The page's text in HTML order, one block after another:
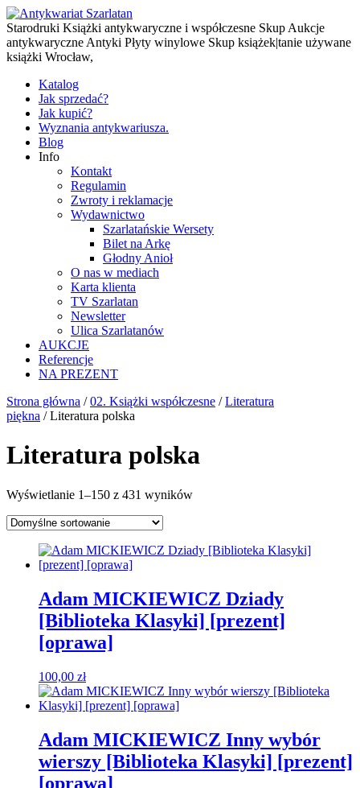
Starodruki Książki antykwaryczne i współczesne Skup Aukcje
antykwaryczne Antyki Płyty winylowe Skup książek|tanie używane
książki Wrocław,
Katalog
Jak sprzedać?
Jak kupić?
Wyznania antykwariusza.
Blog
Info
Kontakt
Regulamin
Zwroty i reklamacje
Wydawnictwo
Szarlatańskie Wersety
Bilet na Arkę
Głodny Anioł
O nas w mediach
Karta klienta
TV Szarlatan
Newsletter
Ulica Szarlatanów
AUKCJE
Referencje
NA PREZENT
Strona główna /02. Książki współczesne /Literatura
piękna / Literatura polska
Literatura polska
Wyświetlanie 1–150 z 431 wyników
Adam MICKIEWICZ Dziady
[Biblioteka Klasyki] [prezent]
[oprawa]
100,00 zł
Adam MICKIEWICZ Inny wybór
wierszy [Biblioteka Klasyki] [prezent]
[oprawa]